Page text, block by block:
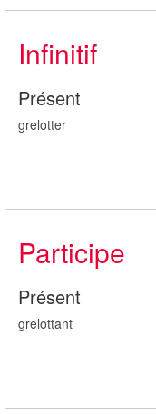
Infinitif
Présent
grelotter
Participe
Présent
grelottant